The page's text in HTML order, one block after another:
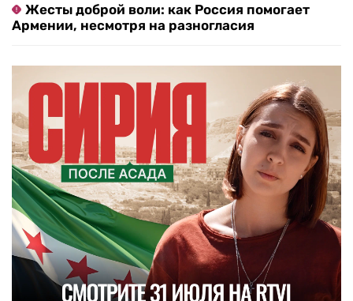
Жесты доброй воли: как Россия помогает
Армении, несмотря на разногласия